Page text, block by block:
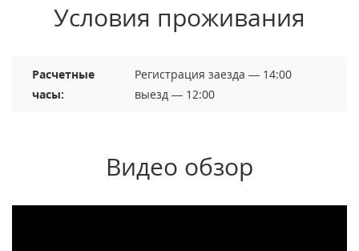
Условия проживания
Расчетные
часы:
Регистрация заезда — 14:00
выезд — 12:00
Видео обзор